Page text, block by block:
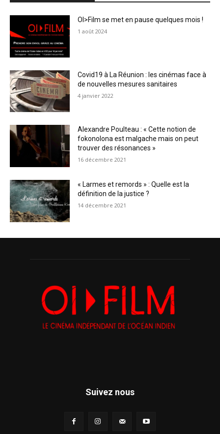
OI>Film se met en pause quelques mois !
1 août 2024
Covid19 à La Réunion : les cinémas face à
de nouvelles mesures sanitaires
4 janvier 2022
Alexandre Poulteau : « Cette notion de
fokonolona est malgache mais on peut
trouver des résonances »
16 décembre 2021
« Larmes et remords » : Quelle est la
définition de la justice ?
14 décembre 2021
Suivez nous